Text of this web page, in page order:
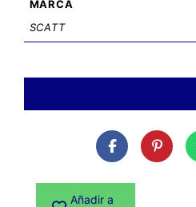
MARCA
SCATT
Añadir a